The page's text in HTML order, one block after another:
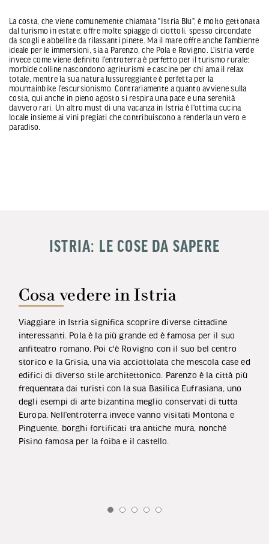
La costa, che viene comunemente chiamata "Istria Blu", è molto gettonata
dal turismo in estate: offre molte spiagge di ciottoli, spesso circondate
da scogli e abbellite da rilassanti pinete. Ma il mare offre anche l’ambiente
ideale per le immersioni, sia a Parenzo, che Pola e Rovigno. L'istria verde
invece come viene definito l'entroterra è perfetto per il turismo rurale:
morbide colline nascondono agriturismi e cascine per chi ama il relax
totale, mentre la sua natura lussureggiante è perfetta per la
mountainbike l'escursionismo. Contrariamente a quanto avviene sulla
costa, qui anche in pieno agosto si respira una pace e una serenità
davvero rari. Un altro must di una vacanza in Istria è l'ottima cucina
locale insieme ai vini pregiati che contribuiscono a renderla un vero e
paradiso.
ISTRIA: LE COSE DA SAPERE
Cosa vedere in Istria
Viaggiare in Istria significa scoprire diverse cittadine
interessanti. Pola è la più grande ed è famosa per il suo
anfiteatro romano. Poi c'è Rovigno con il suo bel centro
storico e la Grisia, una via acciottolata che mescola case ed
edifici di diverso stile architettonico. Parenzo è la città più
frequentata dai turisti con la sua Basilica Eufrasiana, uno
degli esempi di arte bizantina meglio conservati di tutta
Europa. Nell’entroterra invece vanno visitati Montona e
Pinguente, borghi fortificati tra antiche mura, nonché
Pisino famosa per la foiba e il castello.